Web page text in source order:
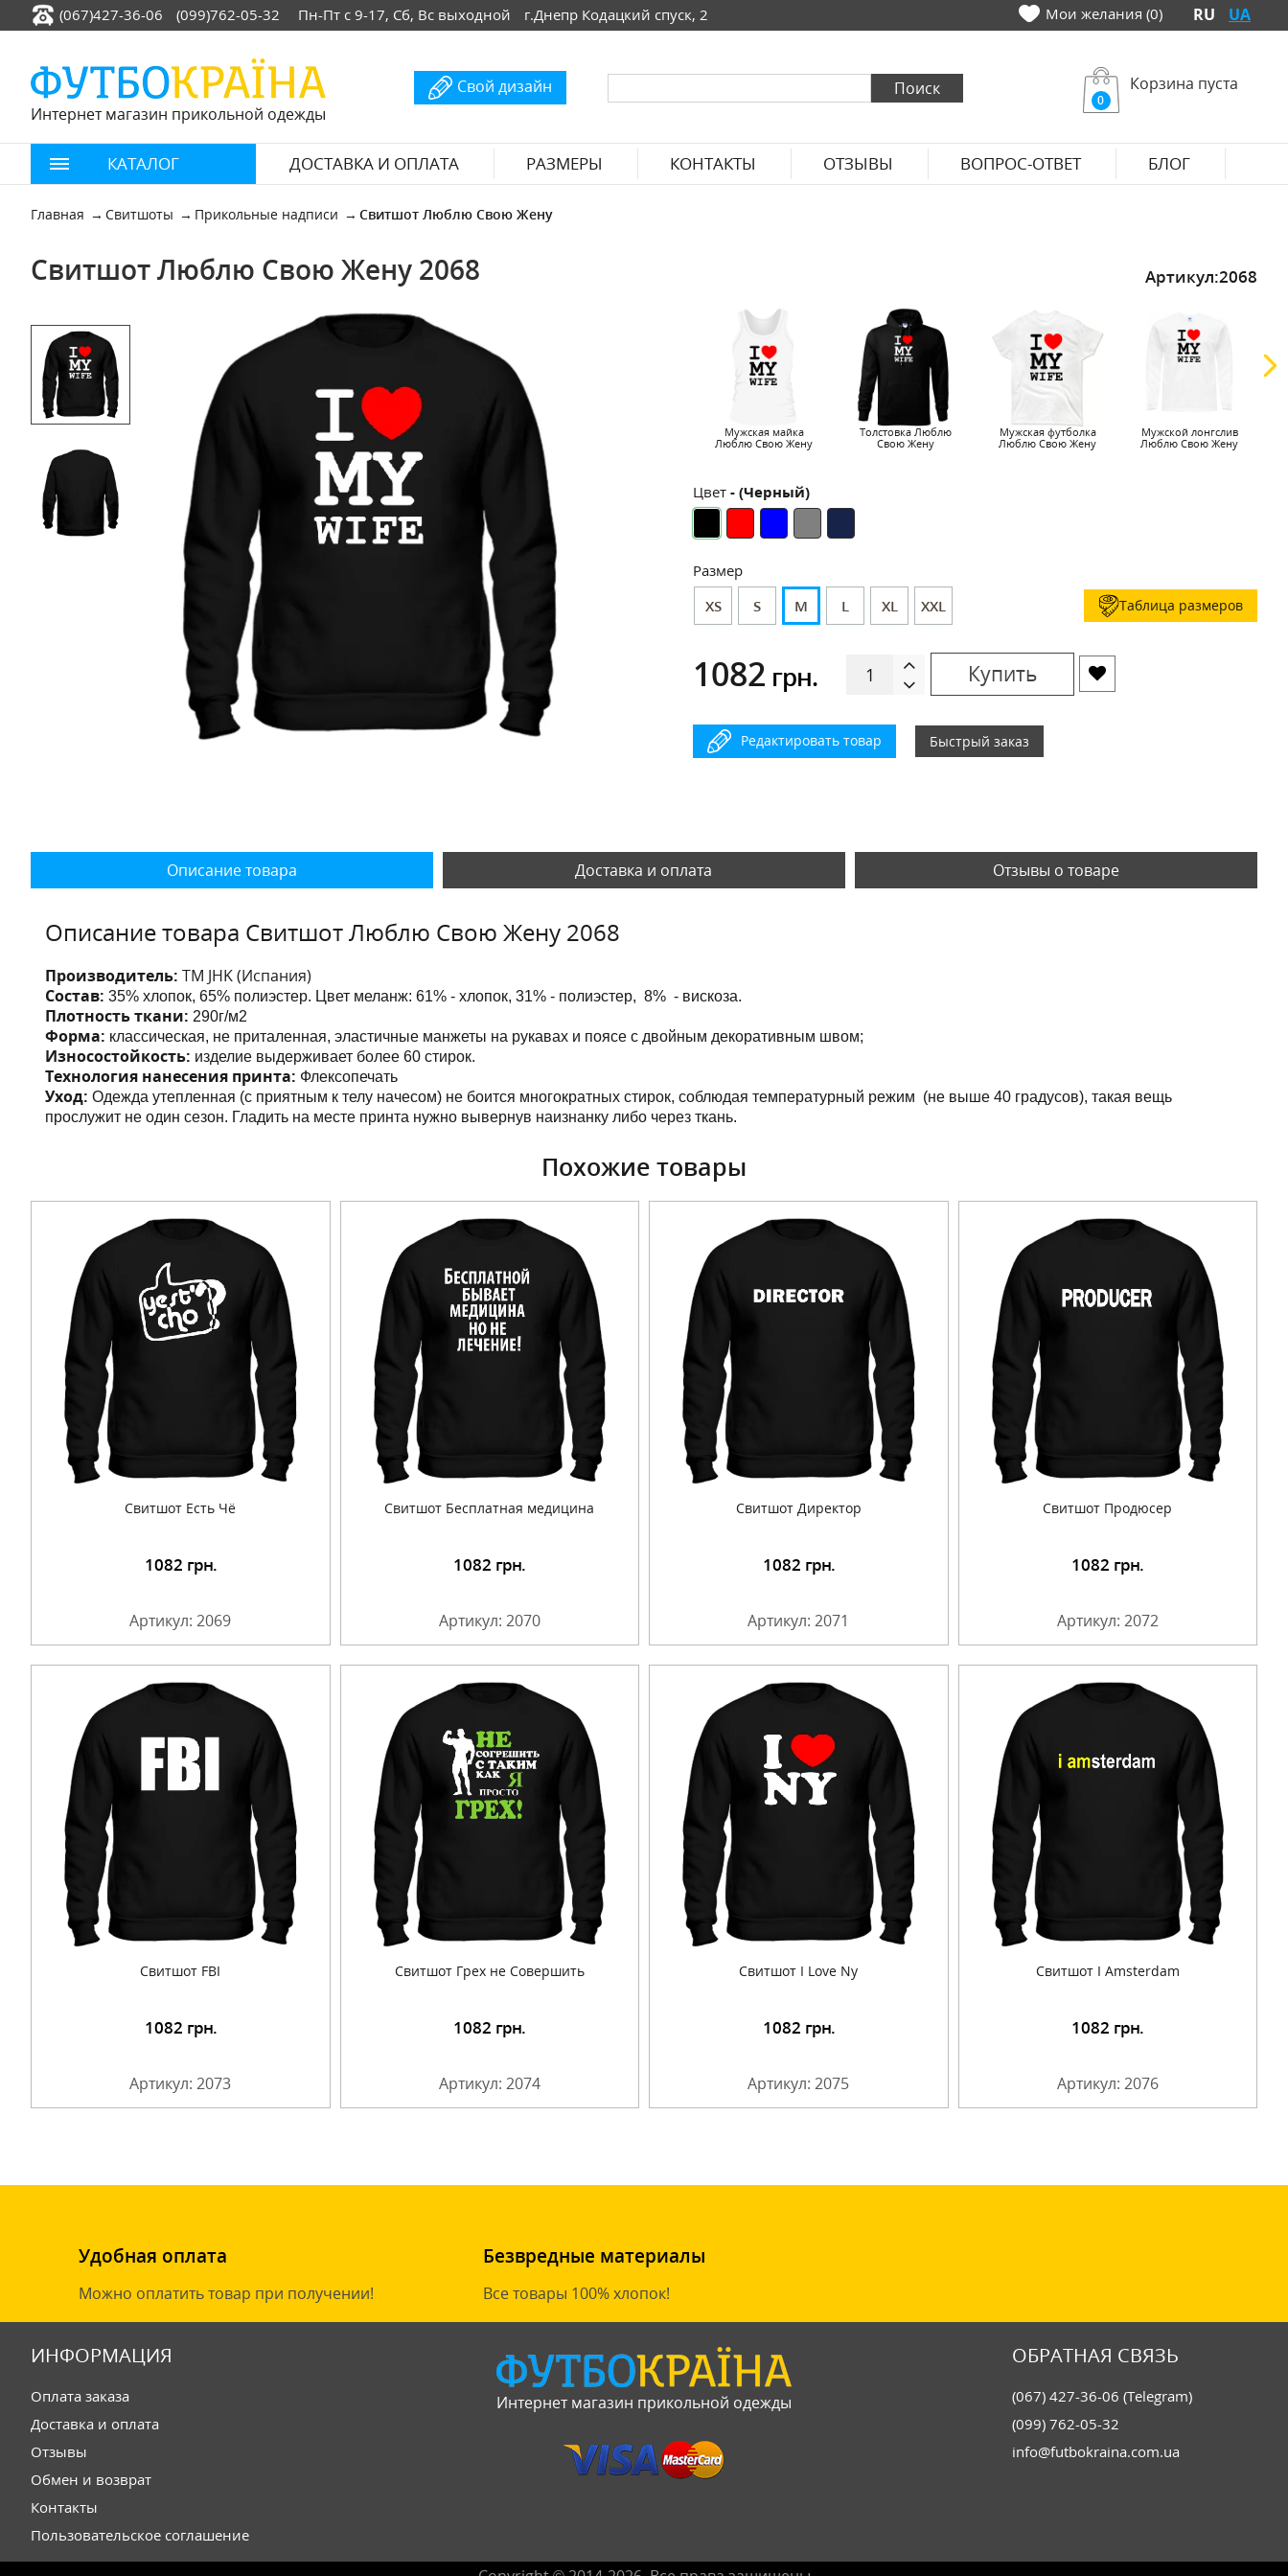
(067)427-36-06 (099)762-05-32 Пн-Пт с 9-17, Сб, Вс выходной г.Днепр Кодацкий спуск, 2 Мои желания (0) RU UA
Интернет магазин прикольной одежды
Свой дизайн
0
Корзина пуста
КАТАЛОГ ДОСТАВКА И ОПЛАТА РАЗМЕРЫ КОНТАКТЫ ОТЗЫВЫ ВОПРОС-ОТВЕТ БЛОГ
Главная Свитшоты Прикольные надписи Свитшот Люблю Свою Жену
Свитшот Люблю Свою Жену 2068 Артикул:2068
Мужская майка
Люблю Свою Жену
Толстовка Люблю
Свою Жену
Мужская футболка
Люблю Свою Жену
Мужской лонгслив
Люблю Свою Жену
Цвет - (Черный)
Размер
XS
S M L XL XXL Таблица размеров
1082 грн. Купить
Редактировать товар Быстрый заказ
Описание товара Доставка и оплата Отзывы о товаре
Описание товара Свитшот Люблю Свою Жену 2068
Производитель: ТМ JHK (Испания)
Состав: 35% хлопок, 65% полиэстер. Цвет меланж: 61% - хлопок, 31% - полиэстер, 8% - вискоза.
Плотность ткани: 290г/м2
Форма: классическая, не приталенная, эластичные манжеты на рукавах и поясе с двойным декоративным швом;
Износостойкость: изделие выдерживает более 60 стирок.
Технология нанесения принта: Флексопечать
Уход: Одежда утепленная (с приятным к телу начесом) не боится многократных стирок, соблюдая температурный режим (не выше 40 градусов), такая вещь
прослужит не один сезон. Гладить на месте принта нужно вывернув наизнанку либо через ткань.
Похожие товары
Свитшот Есть Чё
1082 грн.
Артикул: 2069
Свитшот Бесплатная медицина
Подробнее 1082 грн.
Артикул: 2070
Свитшот Директор
Подробнее 1082 грн.
Артикул: 2071
Свитшот Продюсер
Подробнее 1082 грн.
Артикул: 2072
Свитшот FBI
1082 грн.
Артикул: 2073
Свитшот Грех не Совершить
Подробнее 1082 грн.
Артикул: 2074
Свитшот I Love Ny
Подробнее 1082 грн.
Артикул: 2075
Свитшот I Amsterdam
Подробнее 1082 грн.
Артикул: 2076
Удобная оплата
Можно оплатить товар при получении!
Безвредные материалы
Все товары 100% хлопок!
ИНФОРМАЦИЯ
Оплата заказа
Доставка и оплата
Отзывы
Обмен и возврат
Контакты
Пользовательское соглашение
Интернет магазин прикольной одежды
ОБРАТНАЯ СВЯЗЬ
(067) 427-36-06 (Telegram)
(099) 762-05-32
info@futbokraina.com.ua